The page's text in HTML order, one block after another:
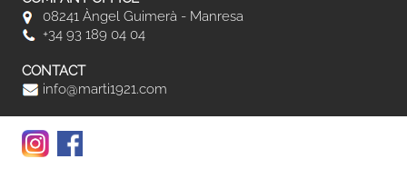
08241 Àngel Guimerà - Manresa
+34 93 189 04 04
CONTACT
info@marti1921.com